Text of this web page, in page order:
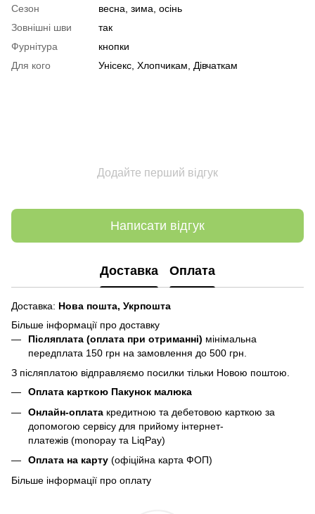
Сезон
весна, зима, осінь
Зовнішні шви
так
Фурнітура
кнопки
Для кого
Унісекс, Хлопчикам, Дівчаткам
Додайте перший відгук
Написати відгук
Доставка Оплата
Доставка: Нова пошта, Укрпошта
Більше інформації про доставку
Післяплата (оплата при отриманні) мінімальна
передплата 150 грн на замовлення до 500 грн.
З післяплатою відправляємо посилки тільки Новою поштою.
Оплата карткою Пакунок малюка
Онлайн-оплата кредитною та дебетовою карткою за
допомогою сервісу для прийому інтернет-
платежів (monopay та LiqPay)
Оплата на карту (офіційна карта ФОП)
Більше інформації про оплату